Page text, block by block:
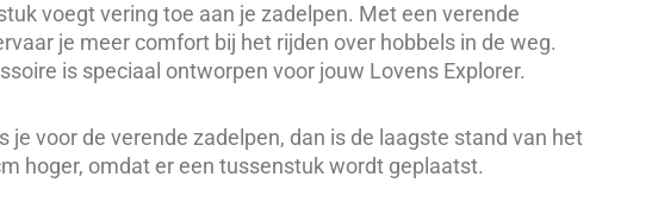
voegt vering toe aan je zadelpen. Met een verende
je meer comfort bij het rijden over hobbels in de weg.
is speciaal ontworpen voor jouw Lovens Explorer.
je voor de verende zadelpen, dan is de laagste stand van het
hoger, omdat er een tussenstuk wordt geplaatst.